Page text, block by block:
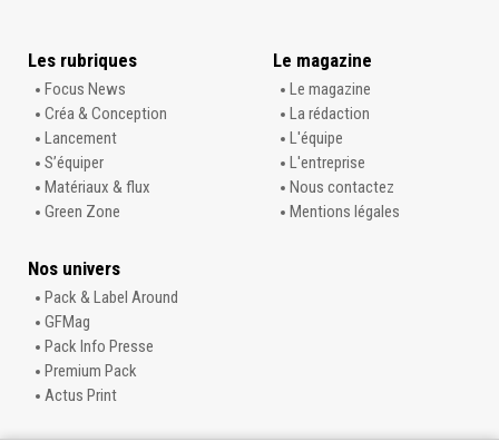
Les rubriques
Focus News
Créa & Conception
Lancement
S’équiper
Matériaux & flux
Green Zone
Le magazine
Le magazine
La rédaction
L'équipe
L'entreprise
Nous contactez
Mentions légales
Nos univers
Pack & Label Around
GFMag
Pack Info Presse
Premium Pack
Actus Print